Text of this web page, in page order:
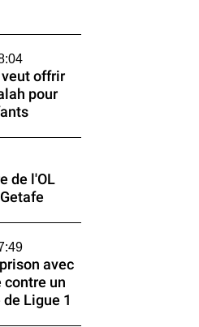
offrir
pour
de l'OL
avec
contre un
Ligue 1